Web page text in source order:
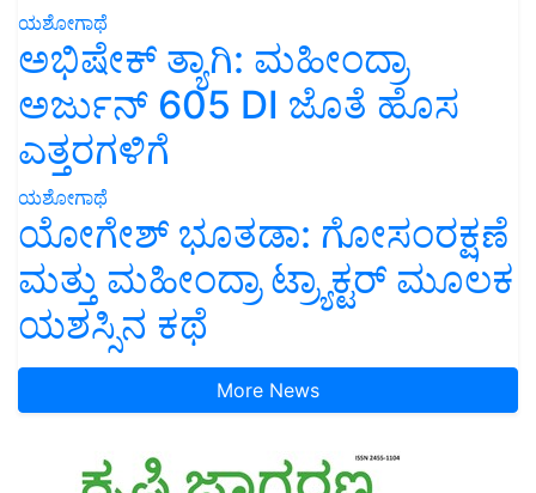
ಯಶೋಗಾಥೆ
ಅಭಿಷೇಕ್ ತ್ಯಾಗಿ: ಮಹೀಂದ್ರಾ
ಅರ್ಜುನ್ 605 DI ಜೊತೆ ಹೊಸ
ಎತ್ತರಗಳಿಗೆ
ಯಶೋಗಾಥೆ
ಯೋಗೇಶ್ ಭೂತಡಾ: ಗೋಸಂರಕ್ಷಣೆ
ಮತ್ತು ಮಹೀಂದ್ರಾ ಟ್ರ್ಯಾಕ್ಟರ್ ಮೂಲಕ
ಯಶಸ್ಸಿನ ಕಥೆ
More News